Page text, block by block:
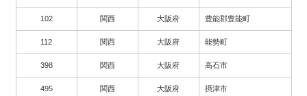
102 関西 大阪府 豊能郡豊能町
112 関西 大阪府 能勢町
398 関西 大阪府 高石市
495 関西 大阪府 摂津市